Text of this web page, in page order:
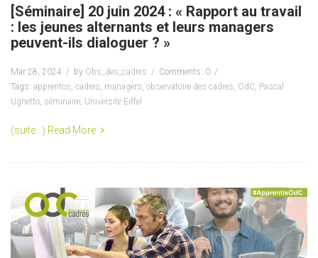
[Séminaire] 20 juin 2024 : « Rapport au travail
: les jeunes alternants et leurs managers
peuvent-ils dialoguer ? »
Mar 28, 2024 by Obs_des_cadres
Comments: 0
Tags: apprentos, cadres, managers, observatoire des cadres, OdC, Pascal
Ughetto, séminaire, Université Eiffel
(suite…) Read More